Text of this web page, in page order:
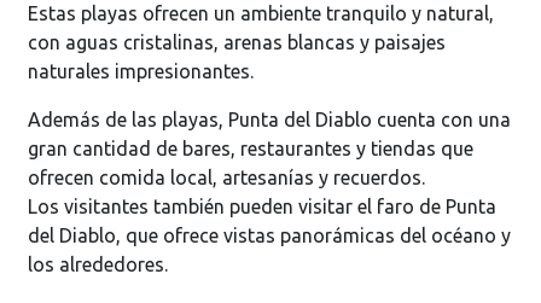
Estas playas ofrecen un ambiente tranquilo y natural,
con aguas cristalinas, arenas blancas y paisajes
naturales impresionantes.
Además de las playas, Punta del Diablo cuenta con una
gran cantidad de bares, restaurantes y tiendas que
ofrecen comida local, artesanías y recuerdos.
Los visitantes también pueden visitar el faro de Punta
del Diablo, que ofrece vistas panorámicas del océano y
los alrededores.